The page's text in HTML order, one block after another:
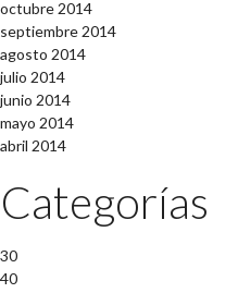
octubre 2014
septiembre 2014
agosto 2014
julio 2014
junio 2014
mayo 2014
abril 2014
Categorías
30
40